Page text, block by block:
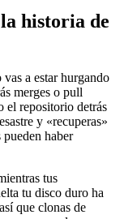
historia de
a estar hurgando
merges o pull
el repositorio detrás
y «recuperas»
haber
tus
tu disco duro ha
que clonas de